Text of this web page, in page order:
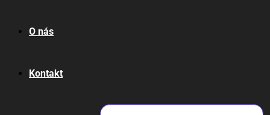
O nás
Kontakt